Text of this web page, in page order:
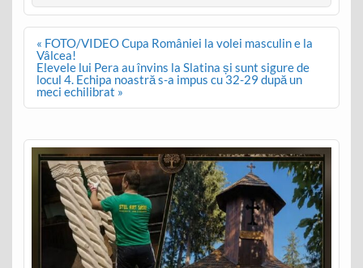
Post
navigation
« FOTO/VIDEO Cupa României la volei masculin e la
Vâlcea!
Elevele lui Pera au învins la Slatina și sunt sigure de
locul 4. Echipa noastră s-a impus cu 32-29 după un
meci echilibrat »